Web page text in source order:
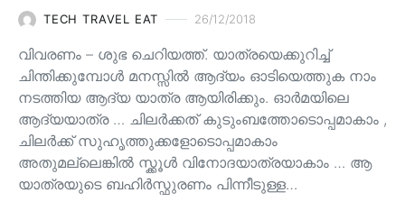
TECH TRAVEL EAT 26/12/2018
വിവരണം – ശുഭ ചെറിയത്ത്. യാത്രയെക്കുറിച്ച്
ചിന്തിക്കുമ്പോൾ മനസ്സിൽ ആദ്യം ഓടിയെത്തുക നാം
നടത്തിയ ആദ്യ യാത്ര ആയിരിക്കും. ഓർമയിലെ
ആദ്യയാത്ര … ചിലർക്കത് കുടുംബത്തോടൊപ്പമാകാം ,
ചിലർക്ക് സുഹൃത്തുക്കളോടൊപ്പമാകാം
അതുമല്ലെങ്കിൽ സ്ക്കൂൾ വിനോദയാത്രയാകാം … ആ
യാത്രയുടെ ബഹിർസ്ഫുരണം പിന്നീടുള്ള…